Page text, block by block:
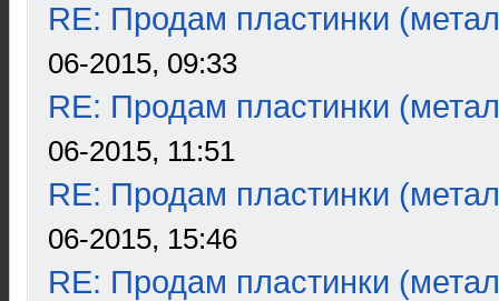
RE: Продам пластинки
06-2015, 09:33
RE: Продам пластинки
06-2015, 11:51
RE: Продам пластинки
06-2015, 15:46
RE: Продам пластинки